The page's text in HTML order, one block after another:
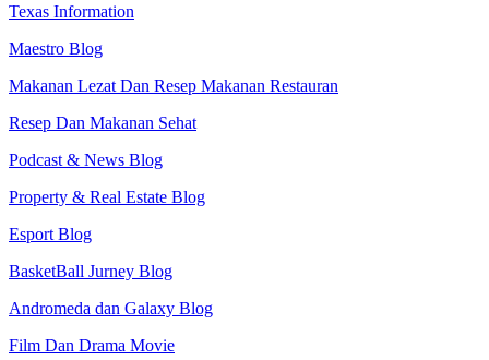
Texas Information
Maestro Blog
Makanan Lezat Dan Resep Makanan Restauran
Resep Dan Makanan Sehat
Podcast & News Blog
Property & Real Estate Blog
Esport Blog
BasketBall Jurney Blog
Andromeda dan Galaxy Blog
Film Dan Drama Movie